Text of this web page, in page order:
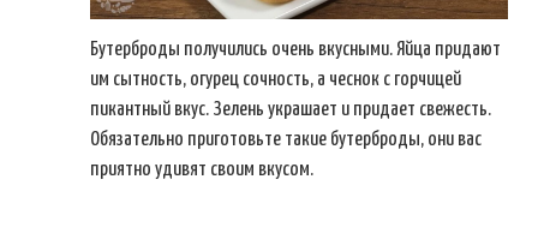
Бутерброды получились очень вкусными. Яйца придают
им сытность, огурец сочность, а чеснок с горчицей
пикантный вкус. Зелень украшает и придает свежесть.
Обязательно приготовьте такие бутерброды, они вас
приятно удивят своим вкусом.